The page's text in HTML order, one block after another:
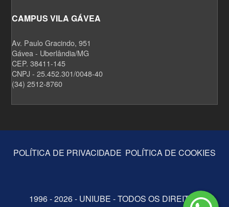
CAMPUS VILA GÁVEA
Av. Paulo Gracindo, 951
Gávea - Uberlândia/MG
CEP. 38411-145
CNPJ - 25.452.301/0048-40
(34) 2512-8760
POLÍTICA DE PRIVACIDADE POLÍTICA DE COOKIES
1996 - 2026 - UNIUBE - TODOS OS DIREITOS